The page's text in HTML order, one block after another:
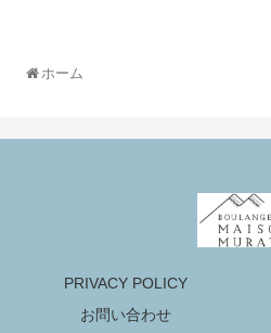
ホーム
PRIVACY POLICY
お問い合わせ